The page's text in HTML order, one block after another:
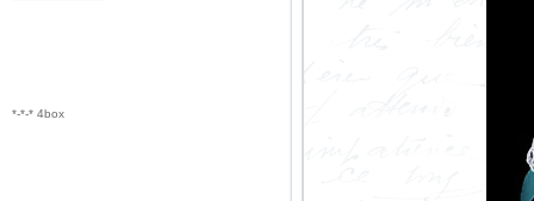
*-*-* 4box